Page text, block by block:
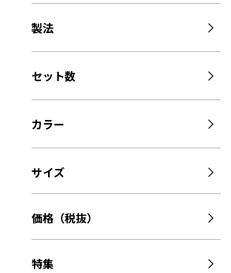
製法
セット数
カラー
サイズ
価格（税抜）
特集